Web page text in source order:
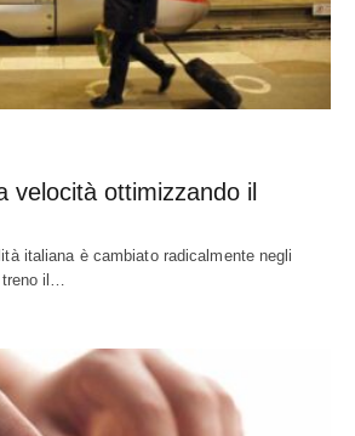
velocità ottimizzando il
italiana è cambiato radicalmente negli
treno il…